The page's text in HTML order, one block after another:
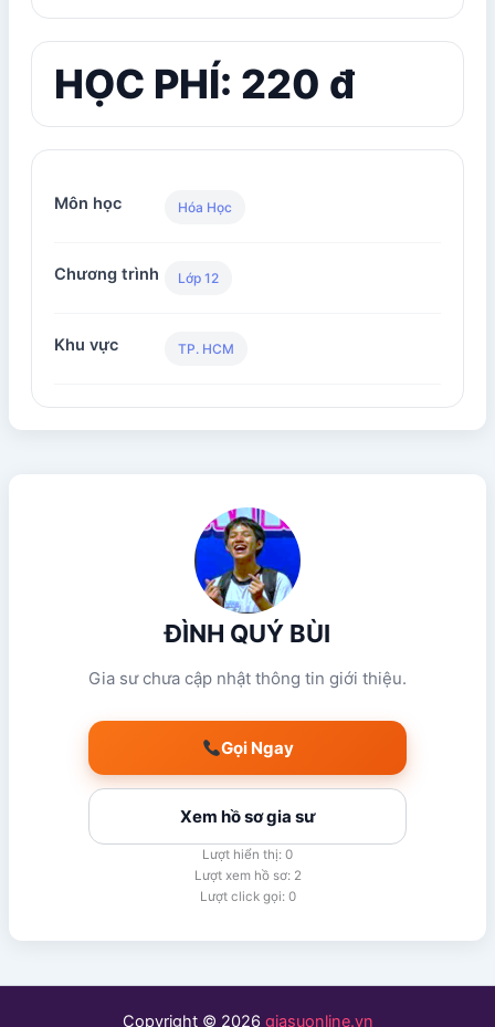
HỌC PHÍ: 220 đ
Môn học Hóa Học
Chương trình Lớp 12
Khu vực TP. HCM
ĐÌNH QUÝ BÙI
Gia sư chưa cập nhật thông tin giới thiệu.
Gọi Ngay
Xem hồ sơ gia sư
Lượt hiển thị: 0
Lượt xem hồ sơ: 2
Lượt click gọi: 0
Copyright © 2026 giasuonline.vn